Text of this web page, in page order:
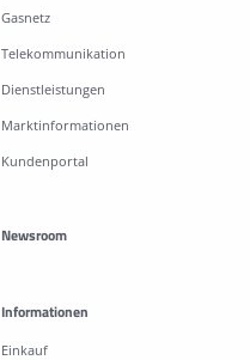
Gasnetz
Telekommunikation
Dienstleistungen
Marktinformationen
Kundenportal
Newsroom
Informationen
Einkauf